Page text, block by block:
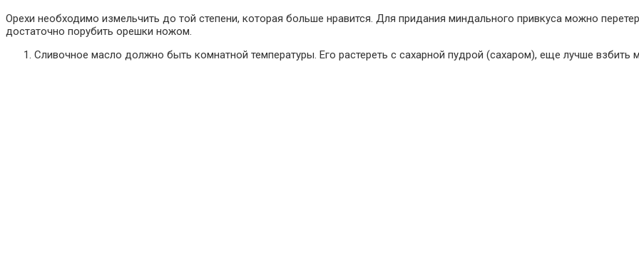
Орехи необходимо измельчить до той степени, которая больше нравится. Для придания миндального привкуса можно
достаточно порубить орешки ножом.
Сливочное масло должно быть комнатной температуры. Его растереть с сахарной пудрой (сахаром), еще лучше взбить